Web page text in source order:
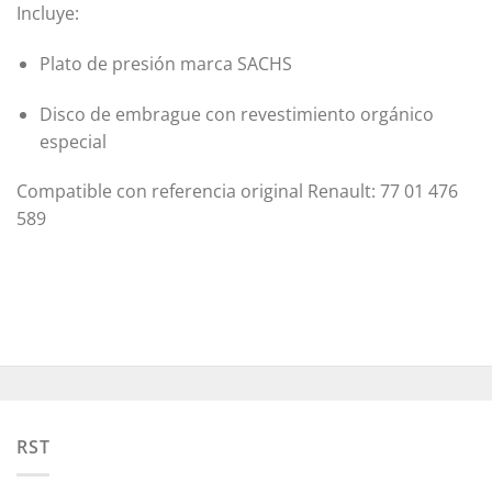
Incluye:
Plato de presión marca SACHS
Disco de embrague con revestimiento orgánico
especial
Compatible con referencia original Renault: 77 01 476
589
RST